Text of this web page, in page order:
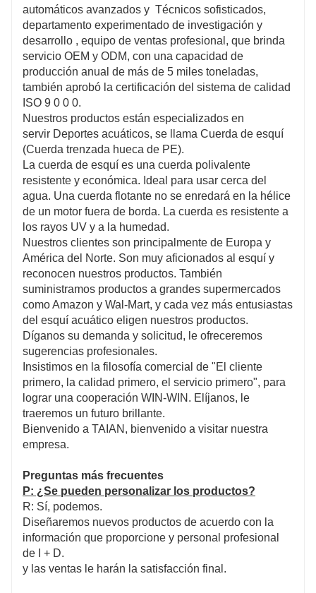
automáticos avanzados y Técnicos sofisticados,
departamento experimentado de investigación y
desarrollo , equipo de ventas profesional, que brinda
servicio OEM y ODM, con una capacidad de
producción anual de más de 5 miles toneladas,
también aprobó la certificación del sistema de calidad
ISO 9 0 0 0.
Nuestros productos están especializados en
servir Deportes acuáticos, se llama Cuerda de esquí
(Cuerda trenzada hueca de PE).
La cuerda de esquí es una cuerda polivalente
resistente y económica. Ideal para usar cerca del
agua. Una cuerda flotante no se enredará en la hélice
de un motor fuera de borda. La cuerda es resistente a
los rayos UV y a la humedad.
Nuestros clientes son principalmente de Europa y
América del Norte. Son muy aficionados al esquí y
reconocen nuestros productos. También
suministramos productos a grandes supermercados
como Amazon y Wal-Mart, y cada vez más entusiastas
del esquí acuático eligen nuestros productos.
Díganos su demanda y solicitud, le ofreceremos
sugerencias profesionales.
Insistimos en la filosofía comercial de "El cliente
primero, la calidad primero, el servicio primero", para
lograr una cooperación WIN-WIN. Elíjanos, le
traeremos un futuro brillante.
Bienvenido a TAIAN, bienvenido a visitar nuestra
empresa.
Preguntas más frecuentes
P: ¿Se pueden personalizar los productos?
R: Sí, podemos.
Diseñaremos nuevos productos de acuerdo con la
información que proporcione y personal profesional
de I + D.
y las ventas le harán la satisfacción final.